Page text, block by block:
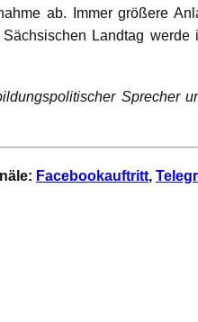
ab. Immer größere
Landtag
Sprecher
Facebookauftritt,